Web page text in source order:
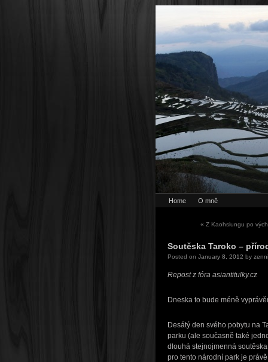
Home O mně
« Z Kaohsiungu po
Soutěska Taroko –
Posted on January 8, 2012 by
Repost z fóra asiantitulky.cz
Dneska to bude méně
Desátý den svého pobytu na
parku (ale současně také
dlouhá stejnojmenná
pro tento národní park je